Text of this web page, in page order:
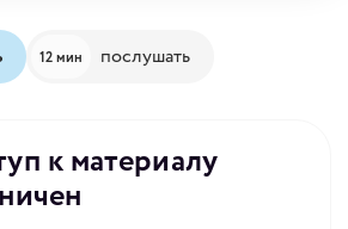
12 мин послушать
к материалу